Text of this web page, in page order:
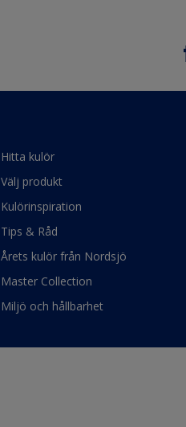
Hitta kulör
Välj produkt
Kulörinspiration
Tips & Råd
Årets kulör från Nordsjö
Master Collection
Miljö och hållbarhet